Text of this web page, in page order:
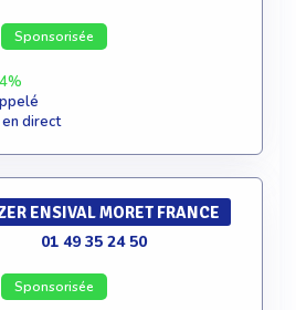
Sponsorisée
direct
ENSIVAL MORET FRANCE
01 49 35 24 50
Sponsorisée